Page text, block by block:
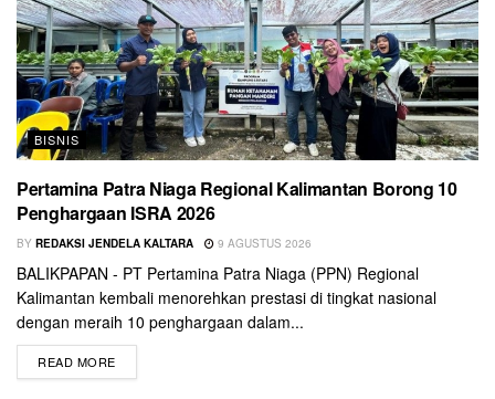
BISNIS
Pertamina Patra Niaga Regional Kalimantan Borong 10
Penghargaan ISRA 2026
BY REDAKSI JENDELA KALTARA 9 AGUSTUS 2026
BALIKPAPAN - PT Pertamina Patra Niaga (PPN) Regional
Kalimantan kembali menorehkan prestasi di tingkat nasional
dengan meraih 10 penghargaan dalam...
READ MORE